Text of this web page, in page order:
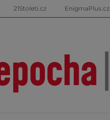
21Stoleti.cz EnigmaPlus.cz